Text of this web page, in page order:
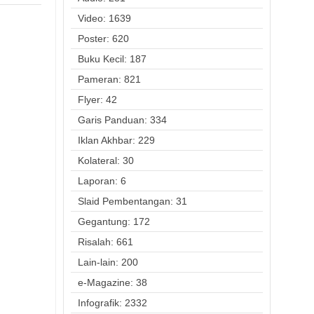
Video: 1639
Poster: 620
Buku Kecil: 187
Pameran: 821
Flyer: 42
Garis Panduan: 334
Iklan Akhbar: 229
Kolateral: 30
Laporan: 6
Slaid Pembentangan: 31
Gegantung: 172
Risalah: 661
Lain-lain: 200
e-Magazine: 38
Infografik: 2332